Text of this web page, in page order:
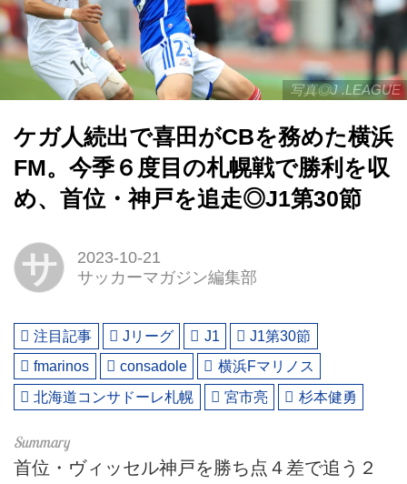
写真◎J .LEAGUE
ケガ人続出で喜田がCBを務めた横浜
FM。今季６度目の札幌戦で勝利を収
め、首位・神戸を追走◎J1第30節
サ
2023-10-21
サッカーマガジン編集部
注目記事 Jリーグ J1
J1第30節
fmarinos
consadole
横浜Fマリノス
北海道コンサドーレ札幌
宮市亮 杉本健勇
首位・ヴィッセル神戸を勝ち点４差で追う２